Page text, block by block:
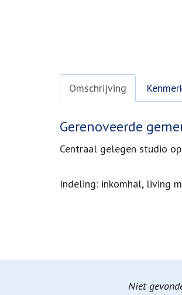
Omschrijving
Omschrijving
Gerenoveerde
Centraal gelegen studio
Indeling: inkomhal, living
Niet